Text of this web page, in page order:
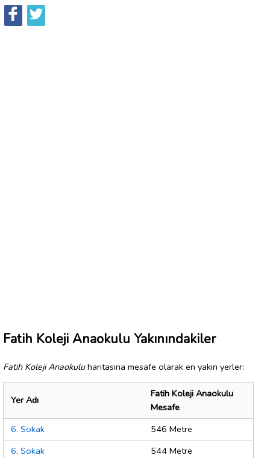
Fatih Koleji Anaokulu Yakınındakiler
Fatih Koleji Anaokuluharitasına mesafe olarak en yakın yerler:
Yer Adı
Fatih Koleji Anaokulu
Mesafe
6. Sokak
546 Metre
6. Sokak
544 Metre